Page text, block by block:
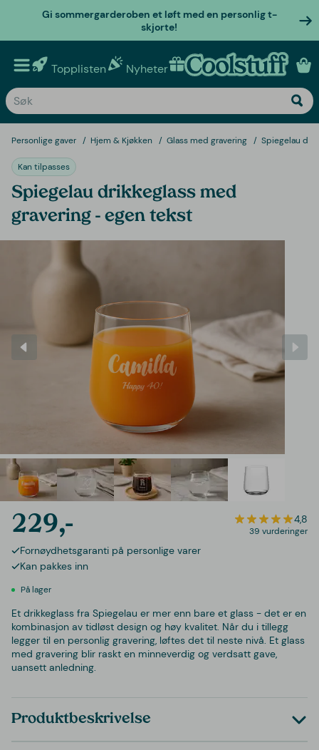
Gi sommergarderoben et løft med en personlig t-
skjorte!
Topplisten Nyheter Personlige gaver
Personlige gaver Hjem & Kjøkken Glass med gravering Spiegelau
Kan tilpasses
Spiegelau drikkeglass med
gravering - egen tekst
229,- 4,8
39 vurderinger
Fornøydhetsgaranti på personlige varer
Kan pakkes inn
På lager
Et drikkeglass fra Spiegelau er mer enn bare et glass - det er en
kombinasjon av tidløst design og høy kvalitet. Når du i tillegg
legger til en personlig gravering, løftes det til neste nivå. Et glass
med gravering blir raskt en minneverdig og verdsatt gave,
uansett anledning.
Produktbeskrivelse